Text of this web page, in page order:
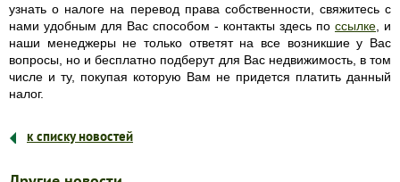
узнать о налоге на перевод права собственности, свяжитесь с
нами удобным для Вас способом - контакты здесь по ссылке , и
наши менеджеры не только ответят на все возникшие у Вас
вопросы, но и бесплатно подберут для Вас недвижимость, в том
числе и ту, покупая которую Вам не придется платить данный
налог.
к списку новостей